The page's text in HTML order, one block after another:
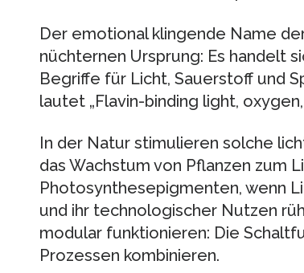
Der emotional klingende Name
nüchternen Ursprung: Es handelt
Begriffe für Licht, Sauerstoff und
lautet „Flavin-binding light,
In der Natur stimulieren solche
das Wachstum von Pflanzen zum
Photosynthesepigmenten, wenn
und ihr technologischer Nutzen
modular funktionieren: Die
Prozessen kombinieren.